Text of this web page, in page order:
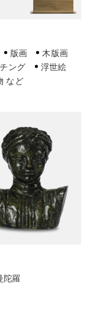
版画
木版画
ング
浮世絵
陀羅